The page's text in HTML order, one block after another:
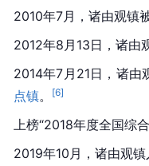
2010年7月，诸由观镇
2012年8月13日，诸由
2014年7月21日，诸由
点镇。 [6]
上榜“2018年度全国综
2019年10月，诸由观